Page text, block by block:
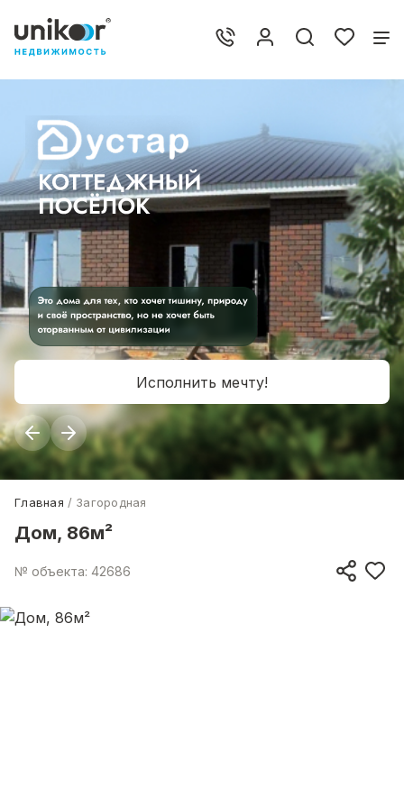
Исполнить мечту!
Главная Загородная
Дом, 86м²
№ объекта: 42686